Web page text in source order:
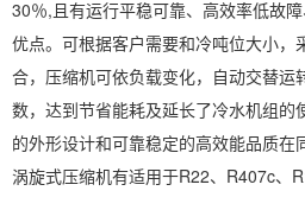
30％,且有运行平稳可靠、高效率低故
优点。可根据客户需要和冷吨位大小，
合，压缩机可依负载变化，自动交替运
数，达到节省能耗及延长了冷水机组的
的外形设计和可靠稳定的高效能品质在
涡旋式压缩机有适用于R22、R407c、